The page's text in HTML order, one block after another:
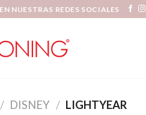
NUESTRAS REDES SOCIALES
/ DISNEY / LIGHTYEAR